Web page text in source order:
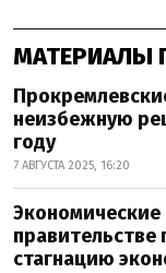
МАТЕРИАЛЫ
неизбежную
году
7 АВГУСТА 2025, 16:20
стагнацию